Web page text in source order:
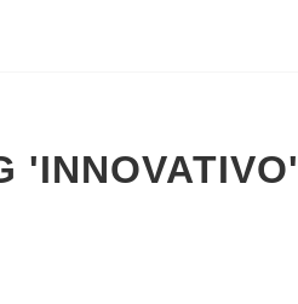
'INNOVATIVO'